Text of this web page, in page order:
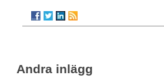
Andra inlägg